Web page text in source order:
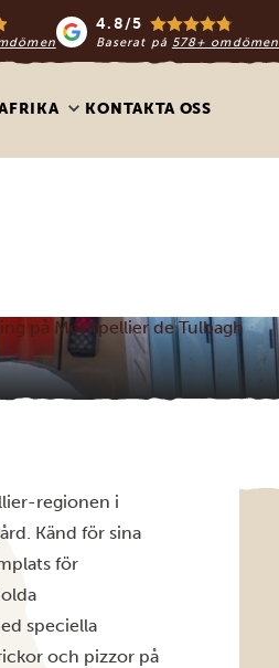
4.8/5
Baserat på 578+ omdömen
KONTAKTA OSS
på Montpellier de Tulbagh
regionen i
Känd för sina
för
speciella
och pizzor på